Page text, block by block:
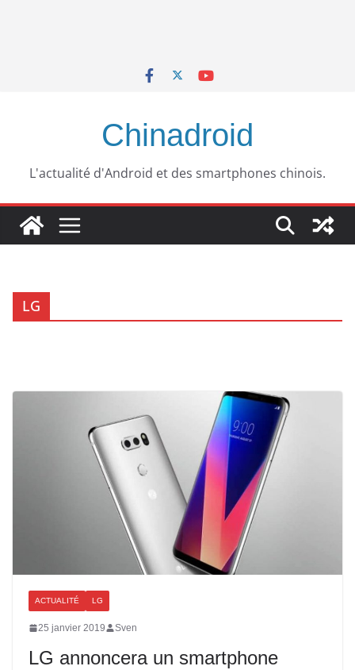
Chinadroid
L'actualité d'Android et des smartphones chinois.
LG
ACTUALITÉ LG
25 janvier 2019 Sven
LG annoncera un smartphone